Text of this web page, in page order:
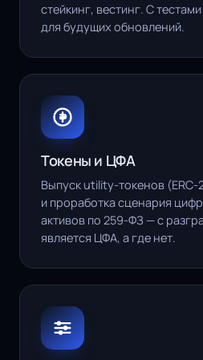
стейкинг, вестинг. С
для будущих обновлений.
Токены и ЦФА
Выпуск utility-токенов (ERC-
и проработка сценария
активов по 259-ФЗ — с
является ЦФА, а где нет.